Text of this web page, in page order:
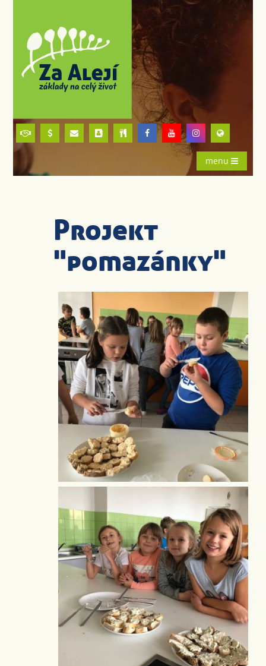
menu
Projekt
"pomazánky"